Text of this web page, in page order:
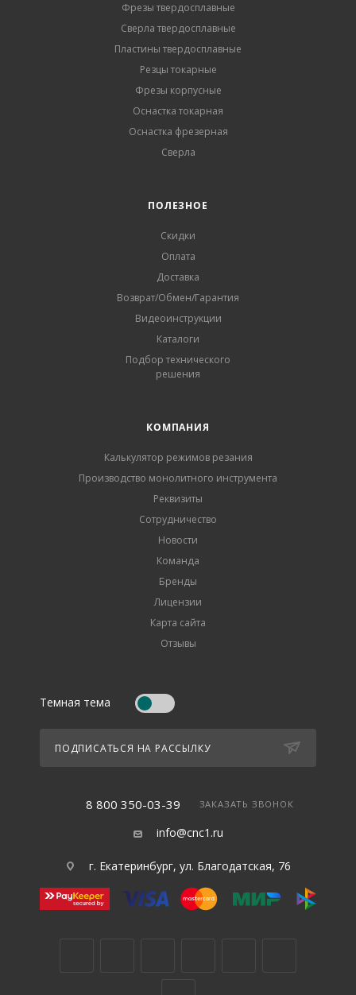
Фрезы твердосплавные
Сверла твердосплавные
Пластины твердосплавные
Резцы токарные
Фрезы корпусные
Оснастка токарная
Оснастка фрезерная
Сверла
ПОЛЕЗНОЕ
Скидки
Оплата
Доставка
Возврат/Обмен/Гарантия
Видеоинструкции
Каталоги
Подбор технического
решения
КОМПАНИЯ
Калькулятор режимов резания
Производство монолитного инструмента
Реквизиты
Сотрудничество
Новости
Команда
Бренды
Лицензии
Карта сайта
Отзывы
Темная тема
ПОДПИСАТЬСЯ НА РАССЫЛКУ
8 800 350-03-39 ЗАКАЗАТЬ ЗВОНОК
info@cnc1.ru
г. Екатеринбург, ул. Благодатская, 76